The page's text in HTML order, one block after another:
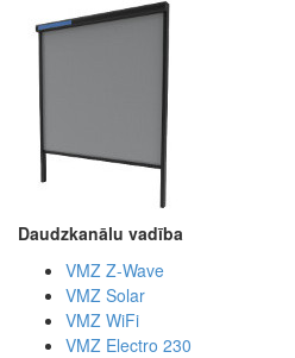
Daudzkanālu vadība
VMZ Z-Wave
VMZ Solar
VMZ WiFi
VMZ Electro 230